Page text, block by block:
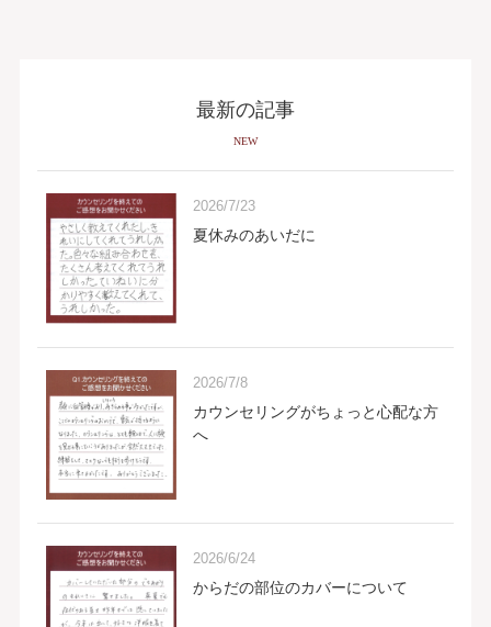
最新の記事
NEW
2026/7/23
夏休みのあいだに
2026/7/8
カウンセリングがちょっと心配な方
へ
2026/6/24
からだの部位のカバーについて